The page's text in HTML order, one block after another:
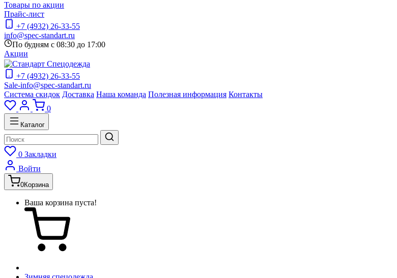
Товары по акции
Прайс-лист
+7 (4932) 26-33-55
info@spec-standart.ru
По будням с 08:30 до 17:00
Акции
+7 (4932) 26-33-55
Sale-info@spec-standart.ru
Система скидок Доставка Наша команда Полезная информация Контакты
0
Каталог
0 Закладки
Войти
0Корзина
Ваша корзина пуста!